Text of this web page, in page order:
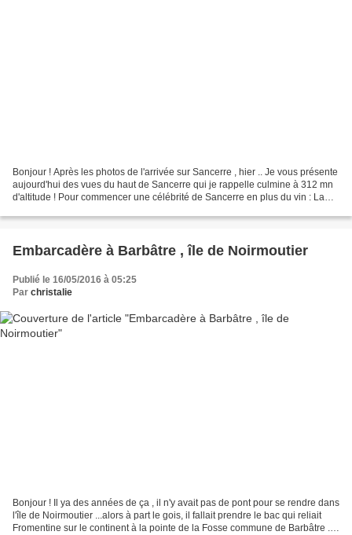
Bonjour ! Après les photos de l'arrivée sur Sancerre , hier .. Je vous présente
aujourd'hui des vues du haut de Sancerre qui je rappelle culmine à 312 mn
d'altitude ! Pour commencer une célébrité de Sancerre en plus du vin : La
Embarcadère à Barbâtre , île de Noirmoutier
Publié le 16/05/2016 à 05:25
Par christalie
Bonjour ! Il ya des années de ça , il n'y avait pas de pont pour se rendre dans
l'île de Noirmoutier ...alors à part le gois, il fallait prendre le bac qui reliait
Fromentine sur le continent à la pointe de la Fosse commune de Barbâtre ..